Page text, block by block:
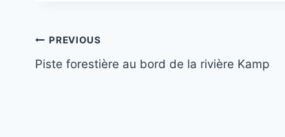
Post
navigation
PREVIOUS
Piste forestière au bord de la rivière Kamp